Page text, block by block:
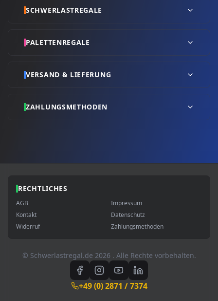
SCHWERLASTREGALE
PALETTENREGALE
VERSAND & LIEFERUNG
ZAHLUNGSMETHODEN
RECHTLICHES
AGB
Impressum
Kontakt
Datenschutz
Widerruf
Zahlungsmethoden
© Schwerlastregal.de 2026 . Alle Rechte vorbehalten.
+49 (0) 2871 / 7374